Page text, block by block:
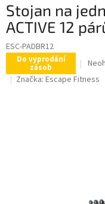
Stojan na
ACTIVE 12
ESC-PADBR12
Do vyprodání
zásob
Značka: Escape Fitness